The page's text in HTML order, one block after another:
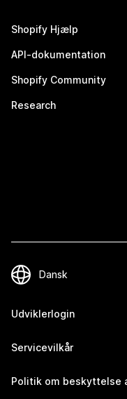
Shopify Hjælp
API-dokumentation
Shopify Community
Research
Udviklerlogin
Servicevilkår
Politik om beskyttelse